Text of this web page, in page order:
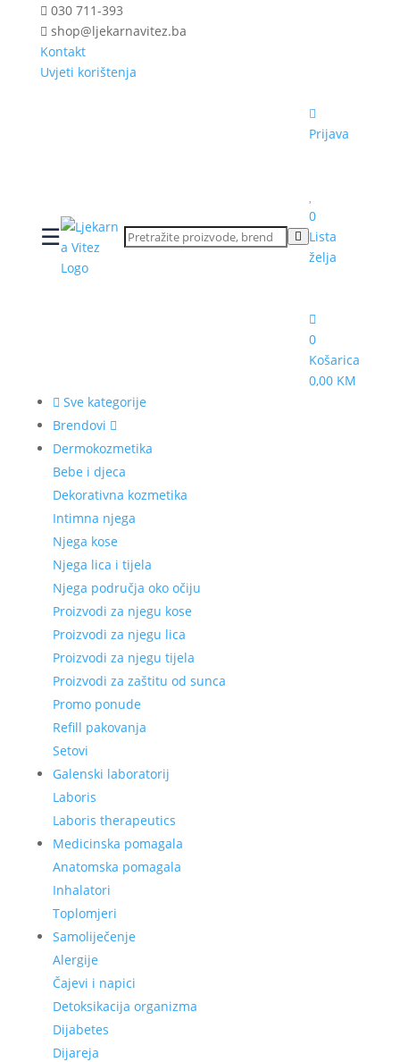
030 711-393
shop@ljekarnavitez.ba
Kontakt
Uvjeti korištenja
☰
Prijava
0
Lista
želja
0
Košarica
0,00 KM
Sve kategorije
Brendovi
Dermokozmetika
Bebe i djeca
Dekorativna kozmetika
Intimna njega
Njega kose
Njega lica i tijela
Njega područja oko očiju
Proizvodi za njegu kose
Proizvodi za njegu lica
Proizvodi za njegu tijela
Proizvodi za zaštitu od sunca
Promo ponude
Refill pakovanja
Setovi
Galenski laboratorij
Laboris
Laboris therapeutics
Medicinska pomagala
Anatomska pomagala
Inhalatori
Toplomjeri
Samoliječenje
Alergije
Čajevi i napici
Detoksikacija organizma
Dijabetes
Dijareja